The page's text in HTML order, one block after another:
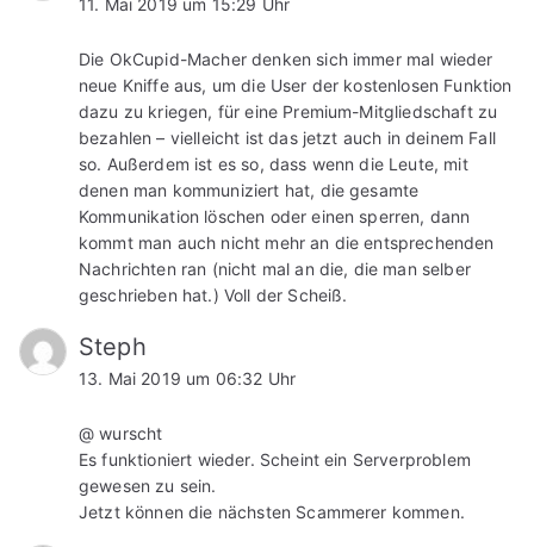
Die OkCupid-Macher denken sich immer mal wieder
neue Kniffe aus, um die User der kostenlosen Funktion
dazu zu kriegen, für eine Premium-Mitgliedschaft zu
bezahlen – vielleicht ist das jetzt auch in deinem Fall
so. Außerdem ist es so, dass wenn die Leute, mit
denen man kommuniziert hat, die gesamte
Kommunikation löschen oder einen sperren, dann
kommt man auch nicht mehr an die entsprechenden
Nachrichten ran (nicht mal an die, die man selber
geschrieben hat.) Voll der Scheiß.
Steph
13. Mai 2019 um 06:32 Uhr
@ wurscht
Es funktioniert wieder. Scheint ein Serverproblem
gewesen zu sein.
Jetzt können die nächsten Scammerer kommen.